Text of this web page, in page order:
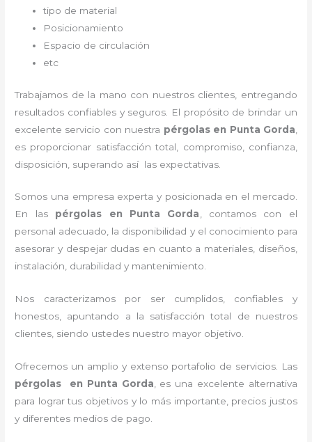
tipo de material
Posicionamiento
Espacio de circulación
etc
Trabajamos de la mano con nuestros clientes, entregando
resultados confiables y seguros. El propósito de brindar un
excelente servicio con nuestra pérgolas en Punta Gorda
es proporcionar satisfacción total, compromiso, confianza,
disposición, superando así las expectativas.
Somos una empresa experta y posicionada en el mercado.
En las pérgolas en Punta Gorda, contamos con el
personal adecuado, la disponibilidad y el conocimiento para
asesorar y despejar dudas en cuanto a materiales, diseños,
instalación, durabilidad y mantenimiento.
Nos caracterizamos por ser cumplidos, confiables y
honestos, apuntando a la satisfacción total de nuestros
clientes, siendo ustedes nuestro mayor objetivo.
Ofrecemos un amplio y extenso portafolio de servicios. Las
pérgolas en Punta Gorda , es una excelente alternativa
para lograr tus objetivos y lo más importante, precios justos
y diferentes medios de pago.